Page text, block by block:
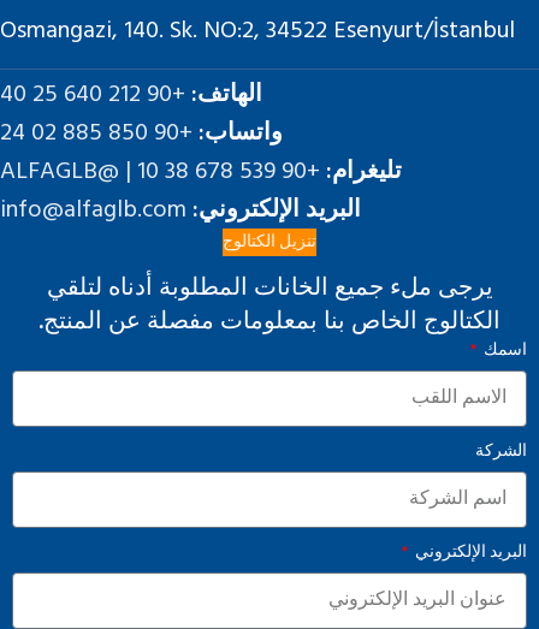
Osmangazi, 140. Sk. NO:2, 34522 Esenyurt/İstanbul
الهاتف: +90 212 640 25 40
واتساب: +90 850 885 02 24
تليغرام: +90 539 678 38 10 | @ALFAGLB
البريد الإلكتروني: info@alfaglb.com
تنزيل الكتالوج
يرجى ملء جميع الخانات المطلوبة أدناه لتلقي
الكتالوج الخاص بنا بمعلومات مفصلة عن المنتج.
اسمك
الشركة
البريد الإلكتروني